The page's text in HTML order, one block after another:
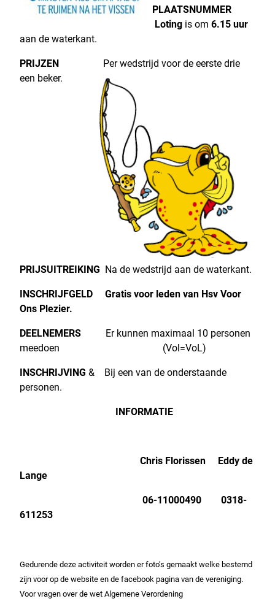
PLAATSNUMMER
Loting is om 6.15 uur
aan de waterkant.
PRIJZEN
Per wedstrijd voor de eerste drie
een beker.
PRIJSUITREIKING Na de wedstrijd aan de waterkant.
INSCHRIJFGELD
Gratis voor leden van Hsv Voor
Ons Plezier.
DEELNEMERS Er kunnen maximaal 10 personen
meedoen (Vol=VoL)
INSCHRIJVING & Bij een van de onderstaande
personen.
INFORMATIE
Chris Florissen Eddy de
Lange
06-11000490 0318-
611253
Gedurende deze activiteit worden er foto’s gemaakt welke bestemd
zijn voor op de website en de facebook pagina van de vereniging.
Voor vragen over de wet Algemene Verordening